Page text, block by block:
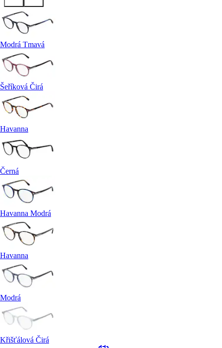
Modrá Tmavá
Šeříková Čirá
Havanna
Černá
Havanna Modrá
Havanna
Modrá
Křišťálová Čirá